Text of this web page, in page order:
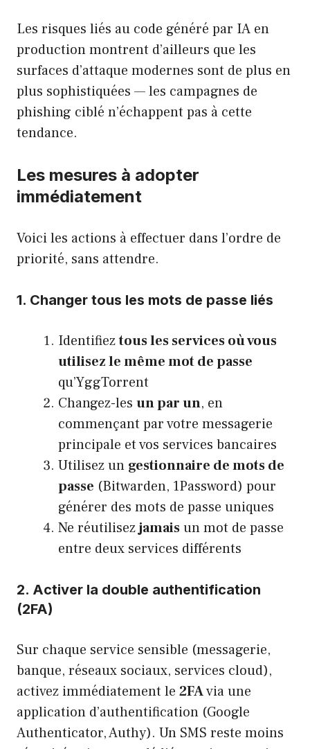
Les risques liés au code généré par IA en
productionmontrent d’ailleurs que les
surfaces d’attaque modernes sont de plus en
plus sophistiquées — les campagnes de
phishing ciblé n’échappent pas à cette
tendance.
Les mesures à adopter
immédiatement
Voici les actions à effectuer dans l’ordre de
priorité, sans attendre.
1. Changer tous les mots de passe liés
Identifieztous les services où vous
utilisez le même mot de passe
qu’YggTorrent
Changez-les un par un, en
commençant par votre messagerie
principale et vos services bancaires
Utilisez un gestionnaire de mots de
passe (Bitwarden, 1Password) pour
générer des mots de passe uniques
Ne réutilisezjamaisun mot de passe
entre deux services différents
2. Activer la double authentification
(2FA)
Sur chaque service sensible (messagerie,
banque, réseaux sociaux, services cloud),
activez immédiatement le 2FAvia une
application d’authentification (Google
Authenticator, Authy). Un SMS reste moins